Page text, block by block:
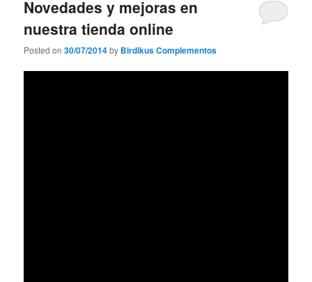
Novedades y mejoras en
nuestra tienda online
Posted on30/07/2014by Birdikus Complementos